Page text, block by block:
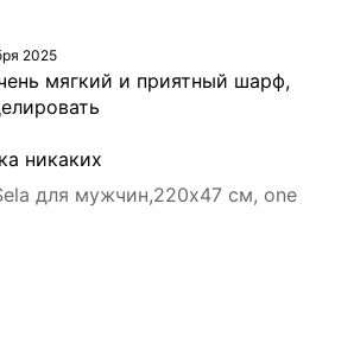
2025
мягкий и приятный шарф,
никаких
для мужчин,220х47 см, one